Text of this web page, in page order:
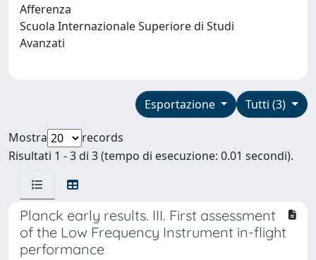
Afferenza
Scuola Internazionale Superiore di Studi
Avanzati
Tutti (3)
Esportazione
Mostra
records
Risultati 1 - 3 di 3 (tempo di esecuzione: 0.01 secondi).
Planck early results. III. First assessment
of the Low Frequency Instrument in-flight
performance